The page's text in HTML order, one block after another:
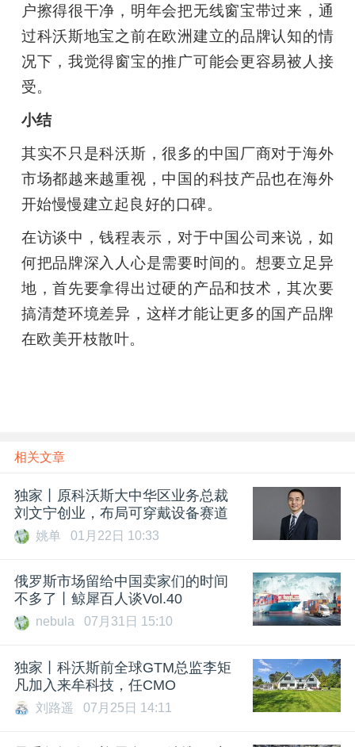
户擦得很干净，明年会把无线窗宝带过来，通
过科沃斯地宝之前在欧洲建立的品牌认知的情
况下，我觉得窗宝的推广可能会更容易被人接
受。
小结
其实不只是科沃斯，很多的中国厂商对于海外
市场都越来越重视，中国的科技产品也在海外
开始慢慢建立起良好的口碑。
在访谈中，钱程表示，对于中国公司来说，如
何把品牌深入人心是需要时间的。想要立足异
地，首先要拿得出过硬的产品和技术，其次要
搞清楚环境差异，这样才能让更多的国产品牌
在欧美开枝散叶。
相关文章
独家丨原科沃斯大中华区业务总裁
刘文宁创业，布局可穿戴设备赛道
姚单 01月22日 10:33
俄罗斯市场留给中国卖家们的时间
不多了丨鲸犀百人谈Vol.40
nebula 07月31日 15:10
独家丨科沃斯前全球GTM总监李矩
凡加入来牟科技，任CMO
刘路遥 07月25日 14:11